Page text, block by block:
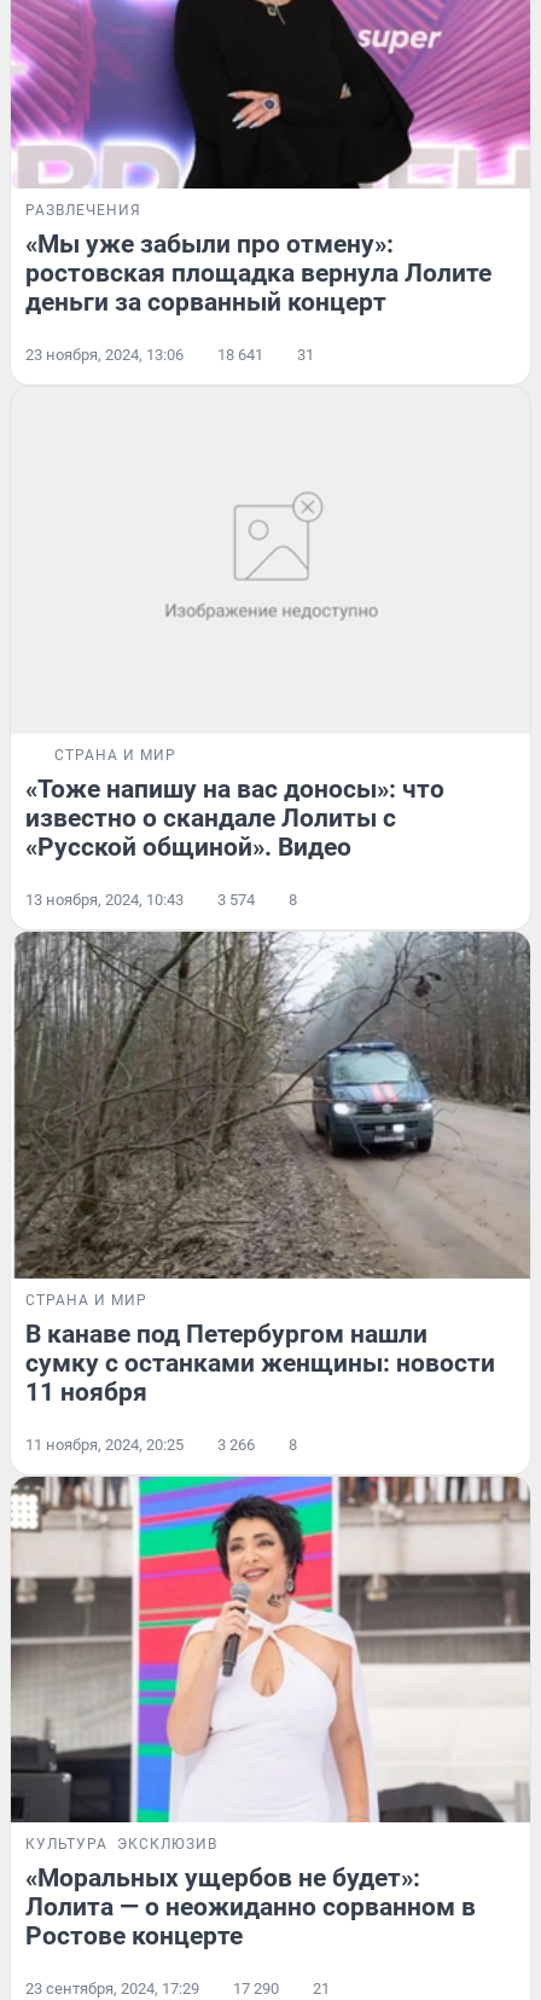
РАЗВЛЕЧЕНИЯ
«Мы уже забыли про отмену»:
ростовская площадка вернула Лолите
деньги за сорванный концерт
23 ноября, 2024, 13:06 18 641 31
СТРАНА И МИР
«Тоже напишу на вас доносы»: что
известно о скандале Лолиты с
«Русской общиной». Видео
13 ноября, 2024, 10:43 3 574 8
СТРАНА И МИР
В канаве под Петербургом нашли
сумку с останками женщины: новости
11 ноября
11 ноября, 2024, 20:25 3 266 8
КУЛЬТУРА ЭКСКЛЮЗИВ
«Моральных ущербов не будет»:
Лолита — о неожиданно сорванном в
Ростове концерте
23 сентября, 2024, 17:29 17 290 21